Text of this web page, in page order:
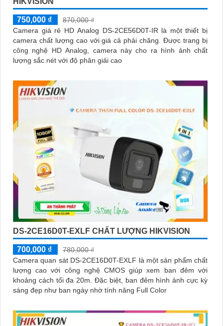
750,000 ₫
870,000 ₫
Camera giá rẻ HD Analog DS-2CE56D0T-IR là một thiết bị
camera chất lượng cao với giá cả phải chăng. Được trang bị
công nghệ HD Analog, camera này cho ra hình ảnh chất
lượng sắc nét với độ phân giải cao
DS-2CE16D0T-EXLF CHẤT LƯỢNG HIKVISION
700,000 ₫
780,000 ₫
Camera quan sát DS-2CE16D0T-EXLF là một sản phẩm chất
lượng cao với công nghệ CMOS giúp xem ban đêm với
khoảng cách tối đa 20m. Đặc biệt, ban đêm hình ảnh cực kỳ
sáng đẹp như ban ngày nhờ tính năng Full Color